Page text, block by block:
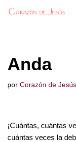
Anda
por Corazón de Jesús
¡Cuántas, cuántas
cuántas veces la